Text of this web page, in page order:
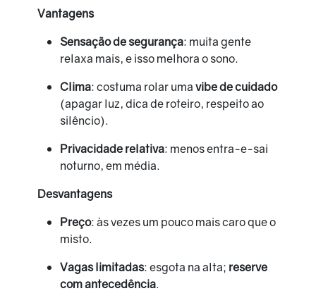
Vantagens
Sensação de segurança: muita gente
relaxa mais, e isso melhora o sono.
Clima: costuma rolar uma vibe de cuidado
(apagar luz, dica de roteiro, respeito ao
silêncio).
Privacidade relativa: menos entra-e-sai
noturno, em média.
Desvantagens
Preço: às vezes um pouco mais caro que o
misto.
Vagas limitadas: esgota na alta; reserve
com antecedência.